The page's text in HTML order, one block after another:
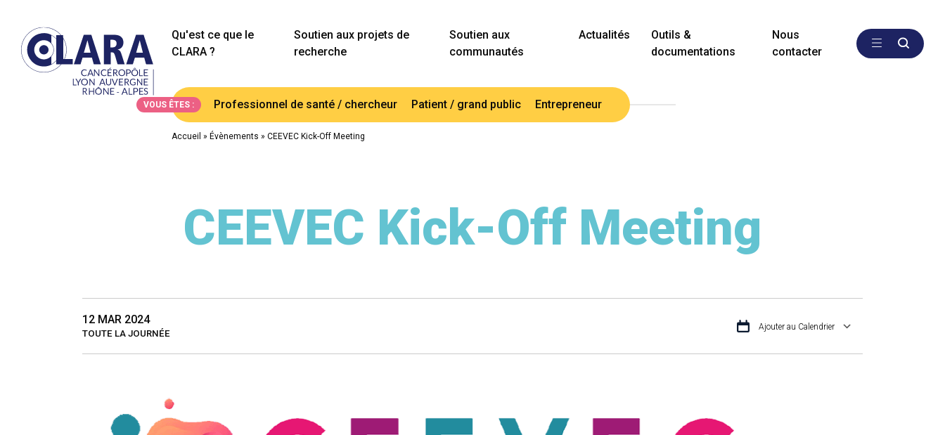
Qu'est ce que le
CLARA ?
Soutien aux projets de
recherche
Soutien aux
communautés
Actualités
Outils &
documentations
Nous
contacter
VOUS ÊTES : Professionnel de santé / chercheur Patient / grand public Entrepreneur
Accueil » Évènements » CEEVEC Kick-Off Meeting
CEEVEC Kick-Off Meeting
12 MAR 2024
TOUTE LA JOURNÉE
Ajouter au Calendrier